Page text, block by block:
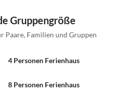
Gruppengröße
Paare, Familien und Gruppen
4 Personen Ferienhaus
8 Personen Ferienhaus